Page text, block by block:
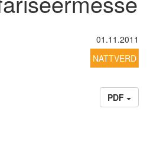
01.11.2011
NATTVERD
PDF